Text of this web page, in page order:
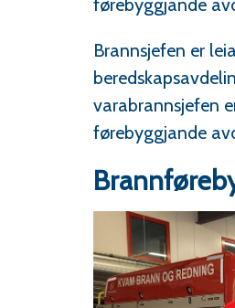
førebyggjande
Brannsjefen er
varabrannsjefen
førebyggjande